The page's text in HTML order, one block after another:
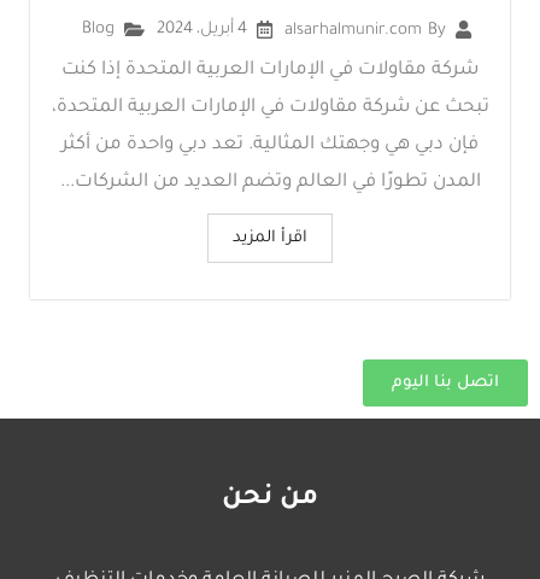
By
alsarhalmunir.com 4 أبريل، 2024 Blog
شركة مقاولات في الإمارات العربية المتحدة إذا كنت
تبحث عن شركة مقاولات في الإمارات العربية المتحدة،
فإن دبي هي وجهتك المثالية. تعد دبي واحدة من أكثر
المدن تطورًا في العالم وتضم العديد من الشركات...
اقرأ المزيد
اتصل بنا اليوم
من نحن